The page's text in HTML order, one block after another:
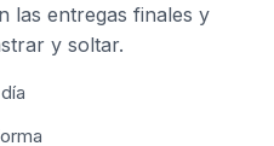
las entregas finales y
y soltar.